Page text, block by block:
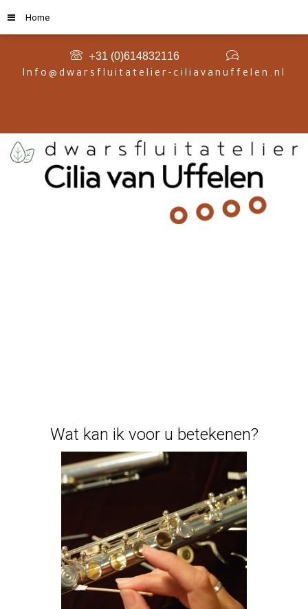
+31 (0)614832116
Info@dwarsfluitatelier-ciliavanuffelen.nl
Home
Wat kan ik voor u betekenen?